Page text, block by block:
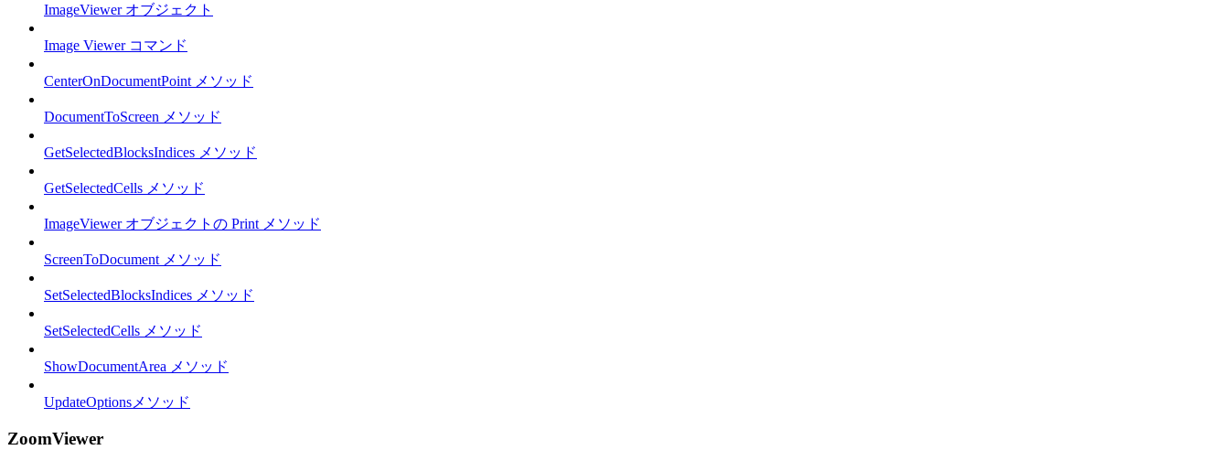
ImageViewer オブジェクト
Image Viewer コマンド
CenterOnDocumentPoint メソッド
DocumentToScreen メソッド
GetSelectedBlocksIndices メソッド
GetSelectedCells メソッド
ImageViewer オブジェクトの Print メソッド
ScreenToDocument メソッド
SetSelectedBlocksIndices メソッド
SetSelectedCells メソッド
ShowDocumentArea メソッド
UpdateOptionsメソッド
ZoomViewer